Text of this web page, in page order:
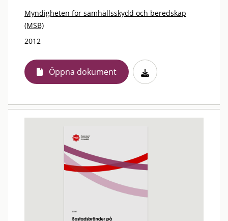
Myndigheten för samhällsskydd och beredskap
(MSB)
2012
Öppna dokument